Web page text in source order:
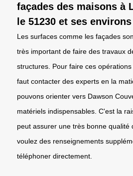
façades des maisons à
le 51230 et ses environs
Les surfaces comme les façades
très important de faire des travaux
structures. Pour faire ces
faut contacter des experts en la
pouvons orienter vers Dawson
matériels indispensables. C'est la
peut assurer une très bonne qualité
voulez des renseignements
téléphoner directement.